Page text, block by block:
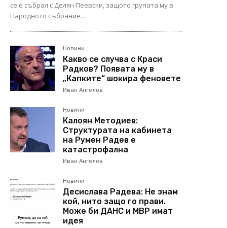
се е събрал с Делян Пеевски, защото групата му в
Народното събрание...
Новини
Какво се случва с Краси
Радков? Появата му в
„Капките“ шокира феновете
Иван Ангелов
Новини
Калоян Методиев:
Структурата на кабинета
на Румен Радев е
катастрофална
Иван Ангелов
Новини
Десислава Радева: Не знам
кой, нито защо го прави.
Може би ДАНС и МВР имат
идея